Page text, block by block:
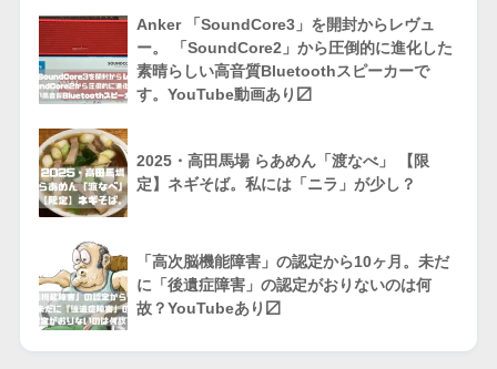
Anker 「SoundCore3」を開封からレヴュ
ー。 「SoundCore2」から圧倒的に進化した
素晴らしい高音質Bluetoothスピーカーで
す。YouTube動画あり〼
2025・高田馬場 らあめん「渡なべ」 【限
定】ネギそば。私には「ニラ」が少し？
「高次脳機能障害」の認定から10ヶ月。未だ
に「後遺症障害」の認定がおりないのは何
故？YouTubeあり〼